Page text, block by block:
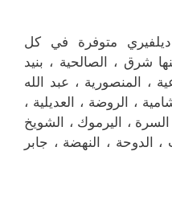
متوفرة في كل
شرق ، الصالحية ، بنيد
، المنصورية ، عبد الله
، الروضة ، العديلية ،
السرة ، اليرموك ، الشويخ
الدوحة ، النهضة ، جابر